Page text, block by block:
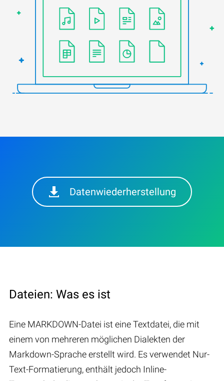
Datenwiederherstellung
Dateien: Was es ist
Eine MARKDOWN-Datei ist eine Textdatei, die mit
einem von mehreren möglichen Dialekten der
Markdown-Sprache erstellt wird. Es verwendet Nur-
Text-Formatierung, enthält jedoch Inline-